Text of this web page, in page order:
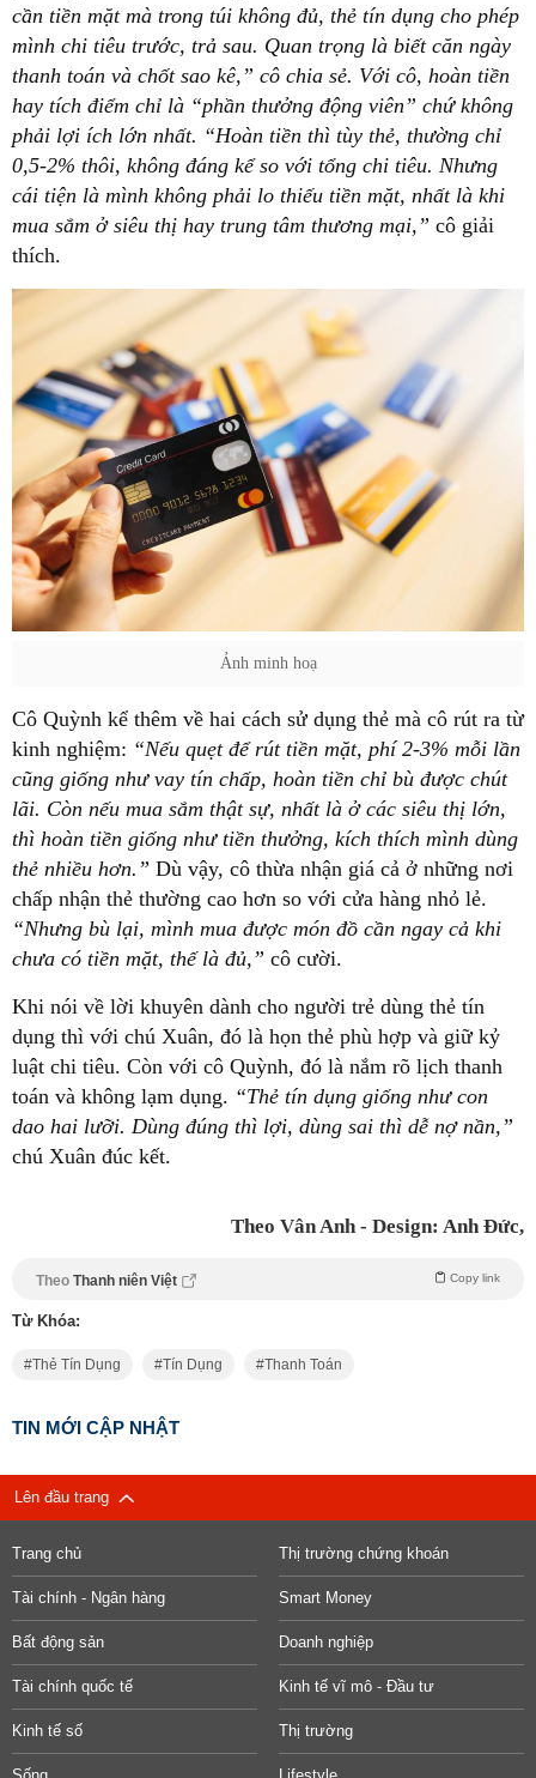
cần tiền mặt mà trong túi không đủ, thẻ tín dụng cho phép
mình chi tiêu trước, trả sau. Quan trọng là biết căn ngày
thanh toán và chốt sao kê,” cô chia sẻ. Với cô, hoàn tiền
hay tích điểm chỉ là “phần thưởng động viên” chứ không
phải lợi ích lớn nhất. “Hoàn tiền thì tùy thẻ, thường chỉ
0,5-2% thôi, không đáng kể so với tổng chi tiêu. Nhưng
cái tiện là mình không phải lo thiếu tiền mặt, nhất là khi
mua sắm ở siêu thị hay trung tâm thương mại,” cô giải
thích.
Ảnh minh hoạ
Cô Quỳnh kể thêm về hai cách sử dụng thẻ mà cô rút ra từ
kinh nghiệm: “Nếu quẹt để rút tiền mặt, phí 2-3% mỗi lần
cũng giống như vay tín chấp, hoàn tiền chỉ bù được chút
lãi. Còn nếu mua sắm thật sự, nhất là ở các siêu thị lớn,
thì hoàn tiền giống như tiền thưởng, kích thích mình dùng
thẻ nhiều hơn.” Dù vậy, cô thừa nhận giá cả ở những nơi
chấp nhận thẻ thường cao hơn so với cửa hàng nhỏ lẻ.
“Nhưng bù lại, mình mua được món đồ cần ngay cả khi
chưa có tiền mặt, thế là đủ,” cô cười.
Khi nói về lời khuyên dành cho người trẻ dùng thẻ tín
dụng thì với chú Xuân, đó là họn thẻ phù hợp và giữ kỷ
luật chi tiêu. Còn với cô Quỳnh, đó là nắm rõ lịch thanh
toán và không lạm dụng. “Thẻ tín dụng giống như con
dao hai lưỡi. Dùng đúng thì lợi, dùng sai thì dễ nợ nần,”
chú Xuân đúc kết.
Theo Vân Anh - Design: Anh Đức,
Theo Thanh niên Việt Copy link
Từ Khóa:
Thẻ Tín Dụng Tín Dụng Thanh Toán
TIN MỚI CẬP NHẬT
Lên đầu trang
Trang chủ Thị trường chứng khoán
Tài chính - Ngân hàng Smart Money
Bất động sản Doanh nghiệp
Tài chính quốc tế Kinh tế vĩ mô - Đầu tư
Kinh tế số Thị trường